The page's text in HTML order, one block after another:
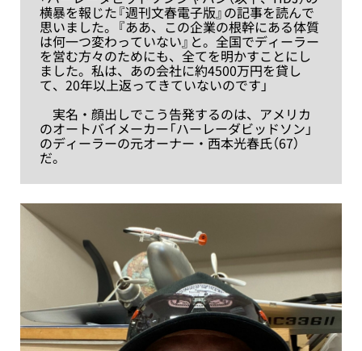
横暴を報じた『週刊文春電子版』の記事を読んで
思いました。『ああ、この企業の根幹にある体質
は何一つ変わっていない』と。全国でディーラー
を営む方々のためにも、全てを明かすことにし
ました。私は、あの会社に約4500万円を貸し
て、20年以上返ってきていないのです」
実名・顔出しでこう告発するのは、アメリカ
のオートバイメーカー「ハーレーダビッドソン」
のディーラーの元オーナー・西本光春氏（67）
だ。